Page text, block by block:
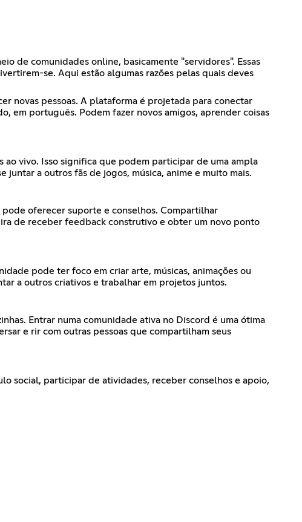
de comunidades online, basicamente "servidores". Essas
se. Aqui estão algumas razões pelas quais deves
novas pessoas. A plataforma é projetada para conectar
em português. Podem fazer novos amigos, aprender coisas
ao vivo. Isso significa que podem participar de uma ampla
juntar a outros fãs de jogos, música, anime e muito mais.
oferecer suporte e conselhos. Compartilhar
de receber feedback construtivo e obter um novo ponto
pode ter foco em criar arte, músicas, animações ou
a outros criativos e trabalhar em projetos juntos.
Entrar numa comunidade ativa no Discord é uma ótima
e rir com outras pessoas que compartilham seus
social, participar de atividades, receber conselhos e apoio,